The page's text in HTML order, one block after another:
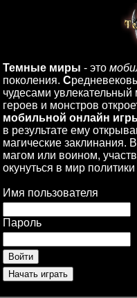
Темные миры - это
поколения. С
чудесами
героев и монстров
мобильной онлайн
в результате ему
магические заклинания.
магом или воином,
окунуться в мир
Имя пользователя
Пароль